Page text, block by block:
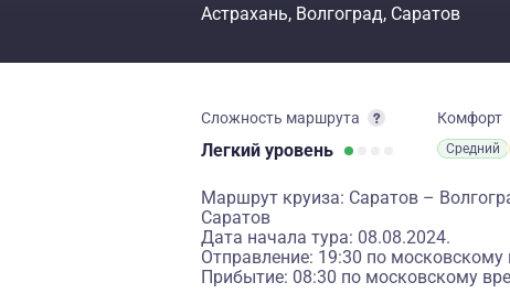
Астрахань Волгоград Саратов
Сложность маршрута
Легкий уровень
Комфорт
Средний
Маршрут круиза: Саратов –
Саратов
Дата начала тура: 08.08.2024.
Отправление: 19:30 по московскому
Прибытие: 08:30 по московскому